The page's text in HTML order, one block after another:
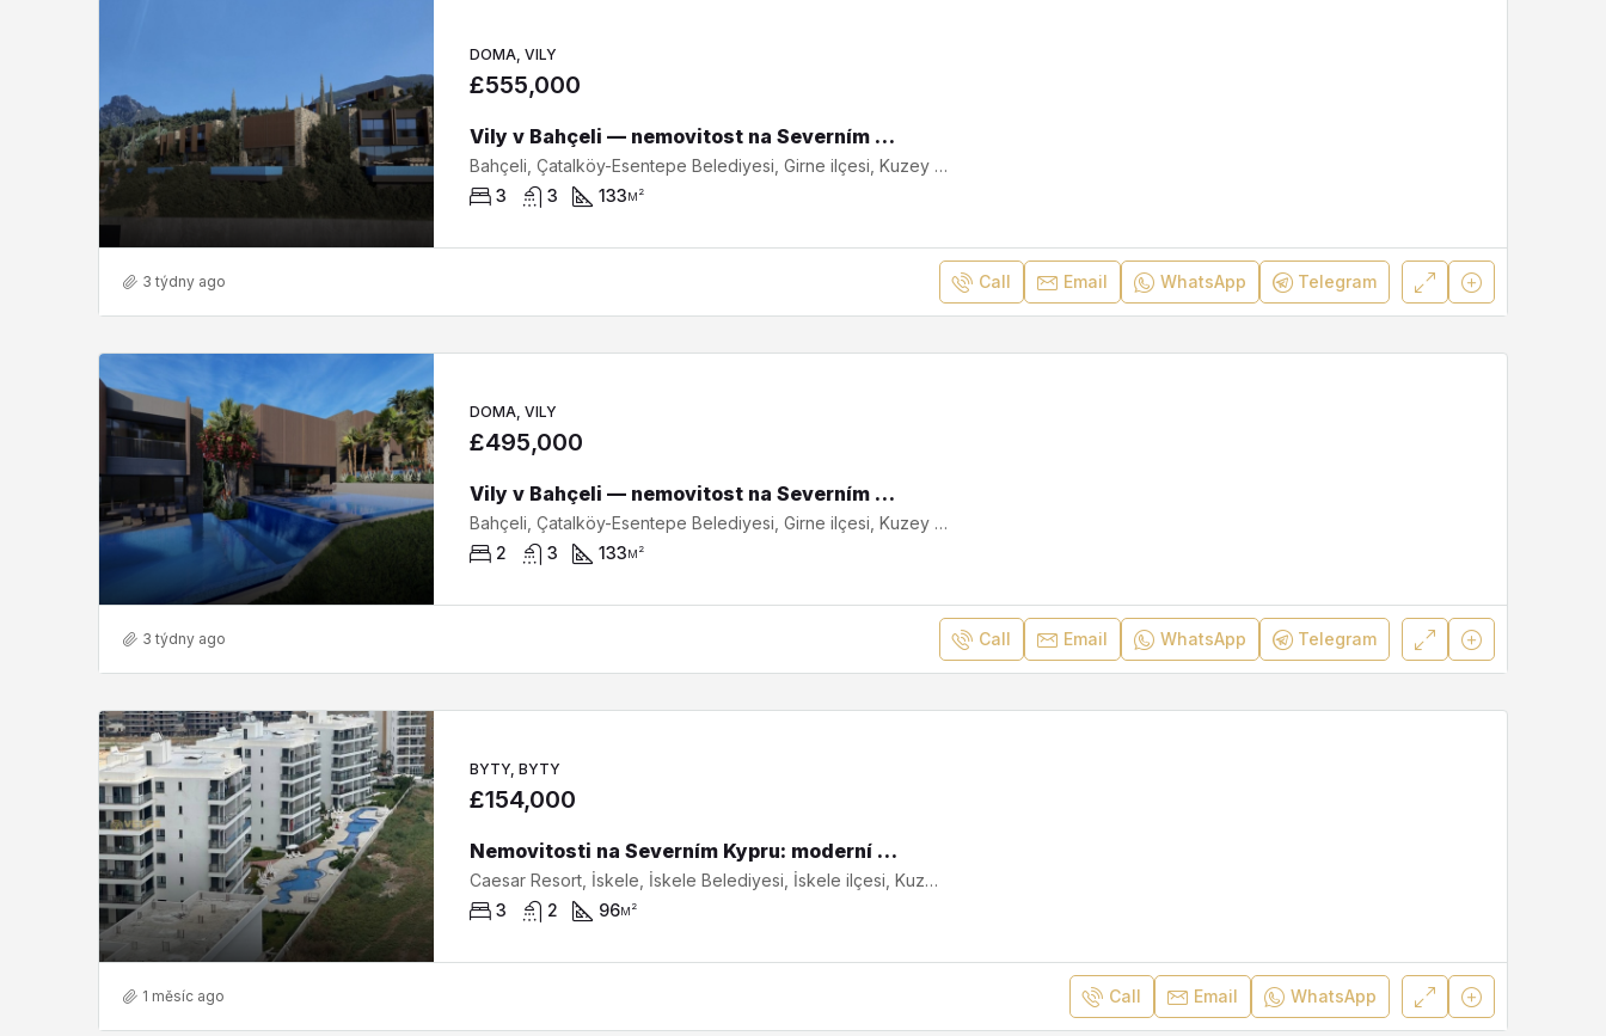
DOMA, VILY
£555,000
Vily v Bahçeli — nemovitost na Severním Kypru s výhledem na moře a hory SV-3-0181
Bahçeli, Çatalköy-Esentepe Belediyesi, Girne ilçesi, Kuzey Kıbrıs, Κύπρος - Kıbrıs
3
3 133м²
3 týdny ago Call Email WhatsApp Telegram
DOMA, VILY
£495,000
Vily v Bahçeli — nemovitost na Severním Kypru s výhledem na moře a hory SV-2-0180
Bahçeli, Çatalköy-Esentepe Belediyesi, Girne ilçesi, Kuzey Kıbrıs, Κύπρος - Kıbrıs
2
3 133м²
3 týdny ago Call Email WhatsApp Telegram
BYTY, BYTY
£154,000
Nemovitosti na Severním Kypru: moderní byt 3+1 v novém rezidenčním projektu s bazény a bohatou infrastrukturou v blízkosti moře SA-3-0455
Caesar Resort, İskele, İskele Belediyesi, İskele ilçesi, Kuzey Kıbrıs, 99850, Κύπρος - Kıbrıs
3
2 96м²
1 měsíc ago Call Email WhatsApp